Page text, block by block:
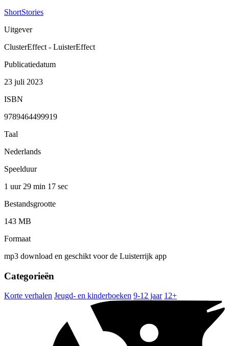
ShortStories
Uitgever
ClusterEffect - LuisterEffect
Publicatiedatum
23 juli 2023
ISBN
9789464499919
Taal
Nederlands
Speelduur
1 uur 29 min 17 sec
Bestandsgrootte
143 MB
Formaat
mp3 download en geschikt voor de Luisterrijk app
Categorieën
Korte verhalen Jeugd- en kinderboeken 9-12 jaar 12+